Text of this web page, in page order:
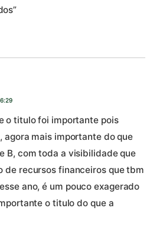
o titulo foi importante pois
agora mais importante do que
B, com toda a visibilidade que
de recursos financeiros que tbm
ano, é um pouco exagerado
o titulo do que a